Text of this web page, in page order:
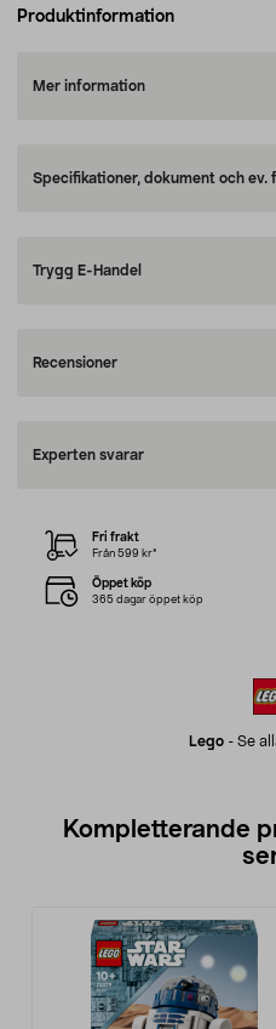
Produktinformation
Mer information
Specifikationer, dokument och ev.
Trygg E-Handel
Recensioner
Experten svarar
Lego - Se
Fri frakt
Från 599 kr*
Öppet köp
365 dagar öppet köp
Kompletterande